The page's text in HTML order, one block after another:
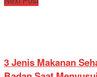
3 Jenis Makanan